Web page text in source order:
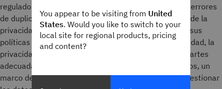
regulados es esencial para ejecutar sus sistemas sin errores
de duplicación, búsquedas poco fiables o violaciones de la
privacidad. Considere quién posee, gestiona y define sus
políticas de datos, y si ese gobierno afecta a la seguridad, la
privacidad o el cumplimiento. Asegúrese de que las partes
adecuadas tengan los derechos de decisión necesarios, un
marco de responsabilidad y recursos externos para gestionar
You appear to be visiting from United
States. Would you like to switch to your
local site for regional products, pricing
and content?